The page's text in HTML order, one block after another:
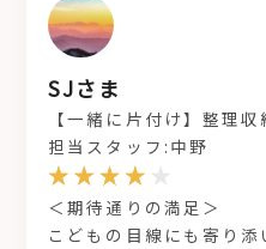
SJさま
【一緒に片付け】整理
担当スタッフ:中野
＜期待通りの満足＞
こどもの目線にも寄り